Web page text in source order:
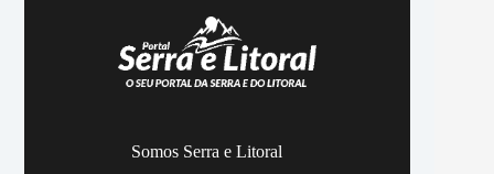
Somos Serra e Litoral